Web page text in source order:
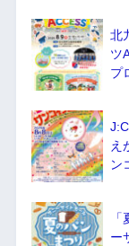
北
ツ
プ
え
ン
ー